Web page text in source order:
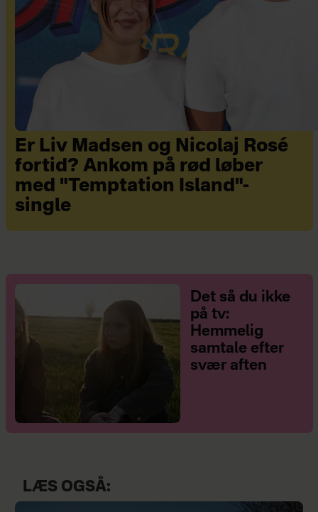
Er Liv Madsen og Nicolaj Rosé
fortid? Ankom på rød løber
med "Temptation Island"-
single
Det så du ikke
på tv:
Hemmelig
samtale efter
svær aften
LÆS OGSÅ: